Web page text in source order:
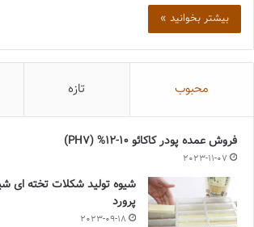
بیشتر بخوانید »
محبوب تازه
فروش عمده پودر کاکائو 10-12% (PH7)
2023-11-07
شیوه تولید شکلات تخته ای
پرورد
2023-09-18